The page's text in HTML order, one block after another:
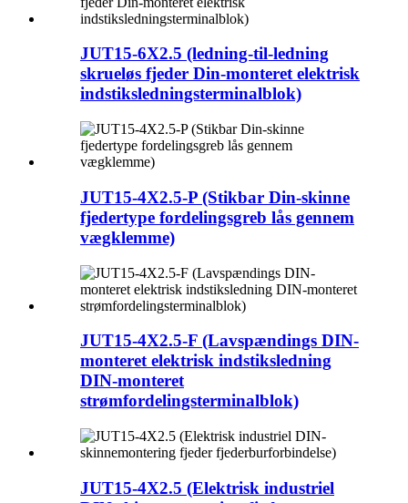
JUT15-6X2.5 (ledning-til-ledning
skrueløs fjeder Din-monteret elektrisk
indstiksledningsterminalblok)
JUT15-4X2.5-P (Stikbar Din-skinne
fjedertype fordelingsgreb lås gennem
vægklemme)
JUT15-4X2.5-F (Lavspændings DIN-
monteret elektrisk indstiksledning
DIN-monteret
strømfordelingsterminalblok)
JUT15-4X2.5 (Elektrisk industriel